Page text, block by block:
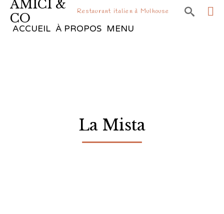
AMICI &
CO
Restaurant italien à Mulhouse 
ACCUEIL À PROPOS MENU
La Mista